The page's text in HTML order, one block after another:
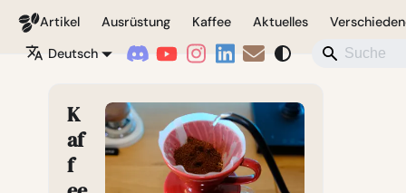
Coffeegeek
Artikel Ausrüstung Kaffee Aktuelles
Deutsch
K
af
f